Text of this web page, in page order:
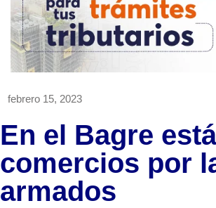
febrero 15, 2023
En el Bagre
comercios por
armados